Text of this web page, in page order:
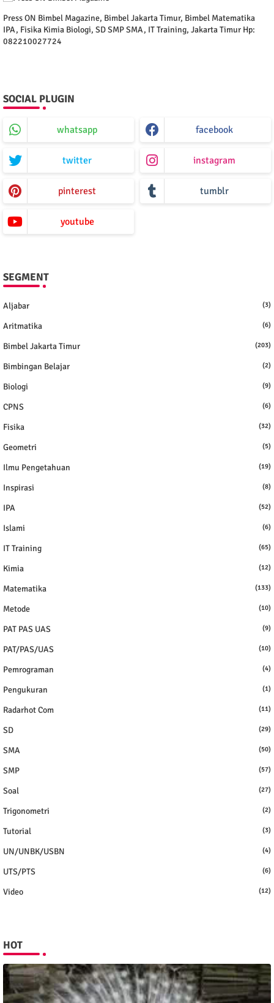
Press ON Bimbel Magazine, Bimbel Jakarta Timur, Bimbel Matematika
IPA, Fisika Kimia Biologi, SD SMP SMA, IT Training, Jakarta Timur Hp:
082210027724
SOCIAL PLUGIN
whatsapp facebook
twitter instagram
pinterest tumblr
youtube
SEGMENT
Aljabar (3)
Aritmatika (6)
Bimbel Jakarta Timur (203)
Bimbingan Belajar (2)
Biologi (9)
CPNS (6)
Fisika (32)
Geometri (5)
Ilmu Pengetahuan (19)
Inspirasi (8)
IPA (52)
Islami (6)
IT Training (65)
Kimia (12)
Matematika (133)
Metode (10)
PAT PAS UAS (9)
PAT/PAS/UAS (10)
Pemrograman (4)
Pengukuran (1)
Radarhot Com (11)
SD (29)
SMA (50)
SMP (57)
Soal (27)
Trigonometri (2)
Tutorial (3)
UN/UNBK/USBN (4)
UTS/PTS (6)
Video (12)
HOT